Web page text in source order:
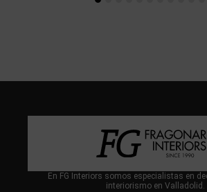
En FG Interiors somos especialistas en
interiorismo en Valladolid.